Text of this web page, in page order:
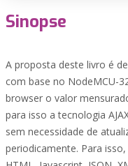
Sinopse
A proposta deste livro é
com base no NodeMCU-
browser o valor
para isso a tecnologia
sem necessidade de
periodicamente. Para